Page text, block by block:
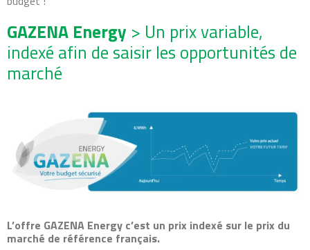
GAZENA Energy > Un prix variable,
indexé afin de saisir les opportunités de
marché
L’offre GAZENA Energy c’est un prix indexé sur le prix du
marché de référence français.